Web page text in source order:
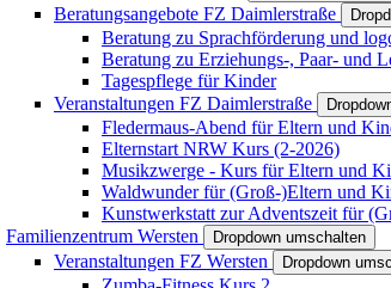
Beratungsangebote FZ Daimlerstraße
Beratung zu Sprachförderung und
Beratung zu Erziehungs-, Paar- und
Tagespflege für Kinder
Veranstaltungen FZ Daimlerstraße
Fledermaus-Abend für Eltern und
Elternstart NRW Kurs (2-2026)
Musikzwerge - Kurs für Eltern und
Waldwunder für (Groß-)Eltern und
Kunstwerkstatt zur Adventszeit für
Familienzentrum Wersten
Dropdown umschalten
Veranstaltungen FZ Wersten Dropdown